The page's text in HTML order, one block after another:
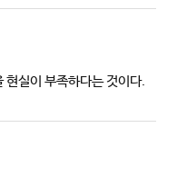
실이 부족하다는 것이다.